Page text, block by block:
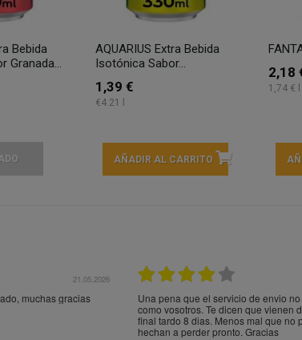
Bebida
Granada...
AQUARIUS Extra Bebida
Isotónica Sabor...
1,39 €
€4.21 l
AÑADIR AL CARRITO
2,18
1,74 € l
21.05.2026
muchas gracias
Una pena que el servicio de envio
como vosotros. Te dicen que vienen
final tardo 8 dias. Menos mal que no
hechan a perder pronto. Gracias